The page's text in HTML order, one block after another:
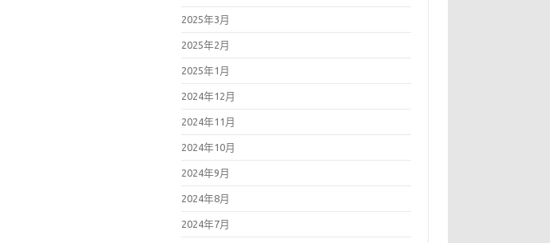
2025年3月
2025年2月
2025年1月
2024年12月
2024年11月
2024年10月
2024年9月
2024年8月
2024年7月